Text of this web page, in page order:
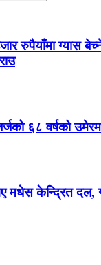
रुपैयाँमा ग्यास
६८ वर्षको
केन्द्रित दल,